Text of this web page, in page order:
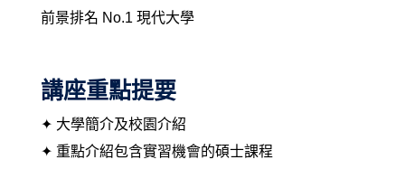
前景排名 No.1 現代大學
講座重點提要
✦ 大學簡介及校園介紹
✦ 重點介紹包含實習機會的碩士課程